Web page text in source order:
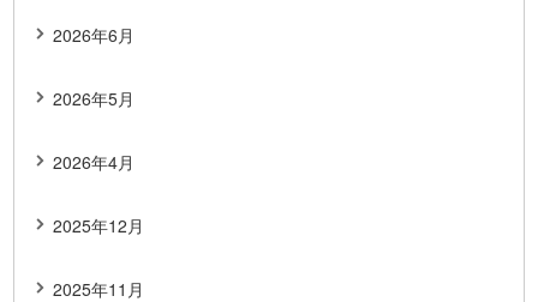
2026年6月
2026年5月
2026年4月
2025年12月
2025年11月